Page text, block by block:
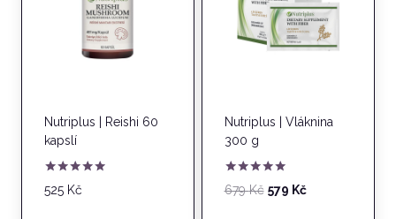
Nutriplus | Reishi 60
kapslí
Hodnocení
5.00
525 Kč
Nutriplus | Vláknina
300 g
Hodnocení
5.00
679Kč Původní
579 KčAktuální